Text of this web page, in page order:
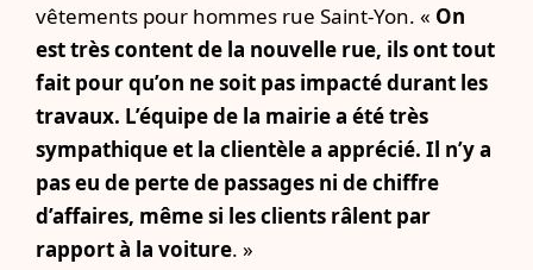
vêtements pour hommes rue Saint-Yon. « On
est très content de la nouvelle rue, ils ont tout
fait pour qu’on ne soit pas impacté durant les
travaux. L’équipe de la mairie a été très
sympathique et la clientèle a apprécié. Il n’y a
pas eu de perte de passages ni de chiffre
d’affaires, même si les clients râlent par
rapport à la voiture. »